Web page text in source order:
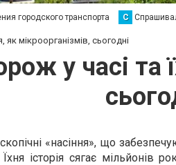
городского транспорта С
мікроорганізмів, сьогодні
у часі та
«насіння», що
історія сягає мільйонів